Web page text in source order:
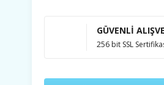
GÜVENLİ
256 bit SSL